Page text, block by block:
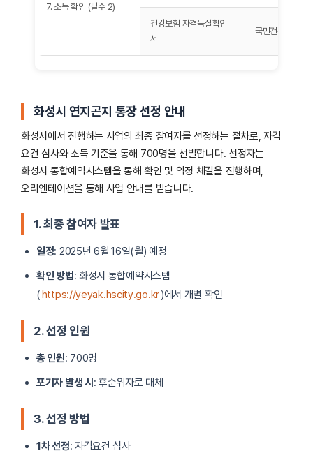
7. 소득 확인 (필수 2)
건강보험 자격득실확인
서
국민건강보험
화성시 연지곤지 통장 선정 안내
화성시에서 진행하는 사업의 최종 참여자를 선정하는 절차로, 자격
요건 심사와 소득 기준을 통해 700명을 선발합니다. 선정자는
화성시 통합예약시스템을 통해 확인 및 약정 체결을 진행하며,
오리엔테이션을 통해 사업 안내를 받습니다.
1. 최종 참여자 발표
일정: 2025년 6월 16일(월) 예정
확인 방법: 화성시 통합예약시스템
(https://yeyak.hscity.go.kr)에서 개별 확인
2. 선정 인원
총 인원: 700명
포기자 발생 시 : 후순위자로 대체
3. 선정 방법
1차 선정: 자격요건 심사